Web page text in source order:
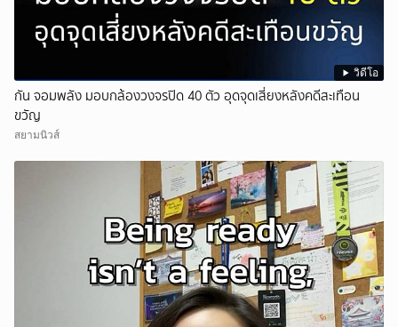
วิดีโอ
กัน จอมพลัง มอบกล้องวงจรปิด 40 ตัว อุดจุดเสี่ยงหลังคดีสะเทือน
ขวัญ
สยามนิวส์